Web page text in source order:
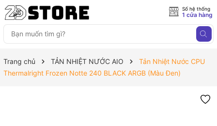
Số hệ thống
1 cửa hàng
Trang chủ TẢN NHIỆT NƯỚC AIO
Tản Nhiệt Nước CPU
Thermalright Frozen Notte 240 BLACK ARGB (Màu Đen)